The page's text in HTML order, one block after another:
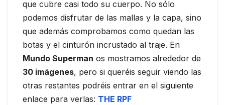
que cubre casi todo su cuerpo. No sólo
podemos disfrutar de las mallas y la capa, sino
que además comprobamos como quedan las
botas y el cinturón incrustado al traje. En
Mundo Superman os mostramos alrededor de
30 imágenes, pero si queréis seguir viendo las
otras restantes podréis entrar en el siguiente
enlace para verlas: THE RPF